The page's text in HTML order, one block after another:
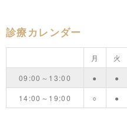
診療カレンダー
月 火
09:00～13:00
● ●
14:00～19:00
○ ●